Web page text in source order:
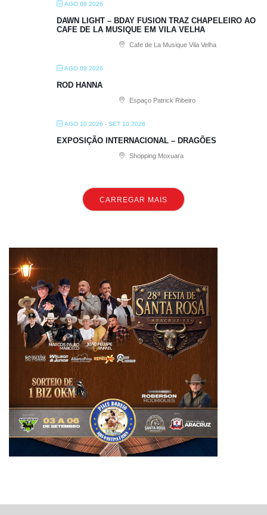
AGO 08 2026
DAWN LIGHT – BDAY FUSION TRAZ CHAPELEIRO AO
CAFE DE LA MUSIQUE EM VILA VELHA
Cafe de La Musique Vila Velha
AGO 08 2026
ROD HANNA
Espaço Patrick Ribeiro
AGO 10 2026 - SET 10 2026
EXPOSIÇÃO INTERNACIONAL – DRAGÕES
Shopping Moxuara
CARREGAR MAIS